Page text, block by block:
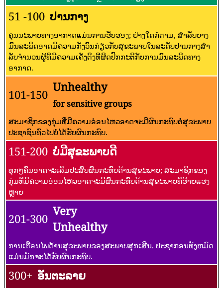
51 -100 ປານກາງ
ຄຸນນະພາບທາງອາກາດແມ່ນການຮັບຮອງ; ຢ່າງໃດກໍ່ຕາມ, ສໍາລັບບາງ
ມົນລະພິດອາດມີຄວາມກັງວົນກ່ຽວກັບສຸຂະພາບໃນລະດັບປານກາງສໍາ
ລັບຈໍານວນຜູ້ທີ່ມີຄວາມເຄັ່ງຕຶງທີ່ຜິດປົກກະຕິກັບການມົນລະພິດທາງ
ອາກາດ.
101-150
Unhealthy
for sensitive groups
ສະມາຊິກຂອງກຸ່ມທີ່ມີຄວາມອ່ອນໄຫວອາດຈະມີຜົນກະທົບຕໍ່ສຸຂະພາບ
ປະຊາຊົນທົ່ວໄປບໍ່ໄດ້ຮັບຜົນກະທົບ.
151-200 ບໍ່ມີສຸຂະພາບດີ
ທຸກໆຄົນອາດຈະເລີ່ມປະສົບຜົນກະທົບດ້ານສຸຂະພາບ; ສະມາຊິກຂອງ
ກຸ່ມທີ່ມີຄວາມອ່ອນໄຫວອາດຈະມີຜົນກະທົບດ້ານສຸຂະພາບທີ່ຮ້າຍແຮງ
ຫຼາຍ
201-300
Very
Unhealthy
ການເຕືອນໄພດ້ານສຸຂະພາບຂອງສະພາບສຸກເສີນ. ປະຊາກອນທັງຫມົດ
ແມ່ນມັກຈະໄດ້ຮັບຜົນກະທົບ.
300+ ອັນຕະລາຍ